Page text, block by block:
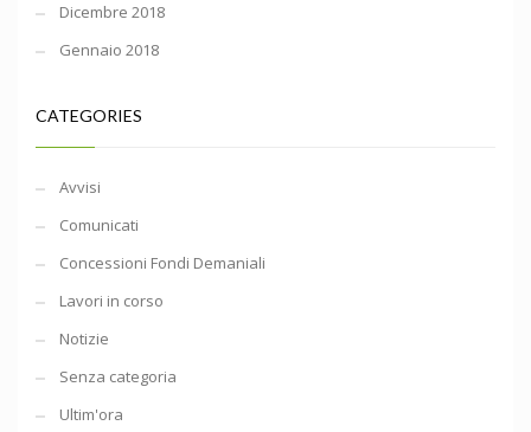
Dicembre 2018
Gennaio 2018
CATEGORIES
Avvisi
Comunicati
Concessioni Fondi Demaniali
Lavori in corso
Notizie
Senza categoria
Ultim'ora